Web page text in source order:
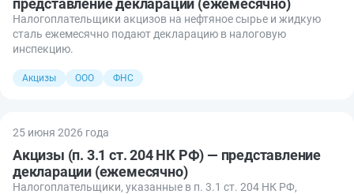
представление декларации (ежемесячно)
Налогоплательщики акцизов на нефтяное сырье и жидкую
сталь ежемесячно подают декларацию в налоговую
инспекцию.
Акцизы ООО ФНС
25 июня 2026 года
Акцизы (п. 3.1 ст. 204 НК РФ) — представление
декларации (ежемесячно)
Налогоплательщики, указанные в п. 3.1 ст. 204 НК РФ,